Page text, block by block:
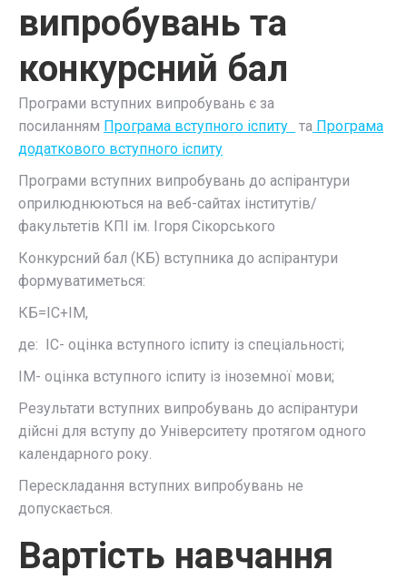
випробувань та
конкурсний бал
Програми вступних випробувань є за
посиланням Програма вступного іспиту та Програма
додаткового вступного іспиту
Програми вступних випробувань до аспірантури
оприлюднюються на веб-сайтах інститутів/
факультетів КПІ ім. Ігоря Сікорського
Конкурсний бал (КБ) вступника до аспірантури
формуватиметься:
КБ=ІС+ІМ,
де: ІС- оцінка вступного іспиту із спеціальності;
ІМ- оцінка вступного іспиту із іноземної мови;
Результати вступних випробувань до аспірантури
дійсні для вступу до Університету протягом одного
календарного року.
Перескладання вступних випробувань не
допускається.
Вартість навчання